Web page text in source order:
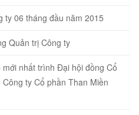
ty 06 tháng đầu năm 2015
Quản trị Công ty
nhất trình Đại hội đồng Cổ
ty Cổ phần Than Miền